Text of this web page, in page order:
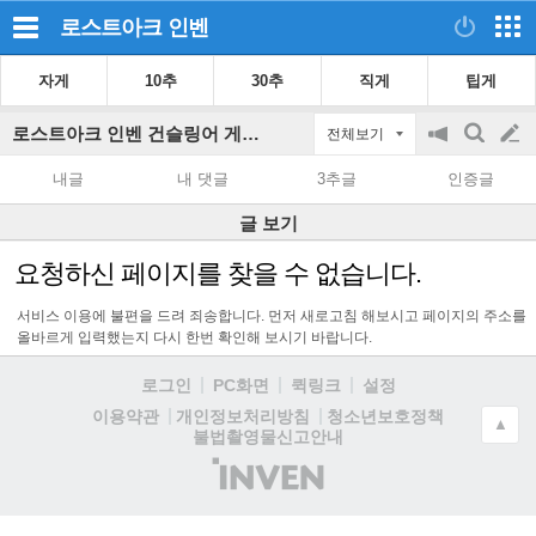
로스트아크 인벤
자게 10추 30추 직게 팁게
로스트아크 인벤 건슬링어 게시판 전체보기
공
on/off
검
색
글
쓰
기
내글 내 댓글 3추글 인증글
글 보기
요청하신 페이지를 찾을 수 없습니다.
서비스 이용에 불편을 드려 죄송합니다. 먼저 새로고침 해보시고 페이지의 주소를
올바르게 입력했는지 다시 한번 확인해 보시기 바랍니다.
로그인 PC화면 퀵링크
설정
이용약관
개인정보처리방침
청소년보호정책
불법촬영물신고안내
(주)
인
▲